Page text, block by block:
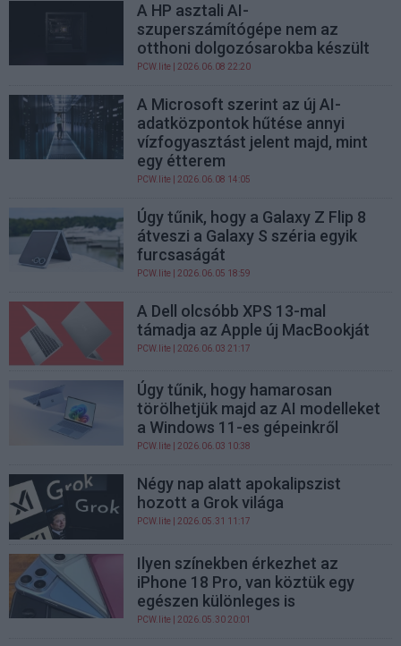
A HP asztali AI-
szuperszámítógépe nem az
otthoni dolgozósarokba készült
PCW.lite | 2026.06.08 22:20
A Microsoft szerint az új AI-
adatközpontok hűtése annyi
vízfogyasztást jelent majd, mint
egy étterem
PCW.lite | 2026.06.08 14:05
Úgy tűnik, hogy a Galaxy Z Flip 8
átveszi a Galaxy S széria egyik
furcsaságát
PCW.lite | 2026.06.05 18:59
A Dell olcsóbb XPS 13-mal
támadja az Apple új MacBookját
PCW.lite | 2026.06.03 21:17
Úgy tűnik, hogy hamarosan
törölhetjük majd az AI modelleket
a Windows 11-es gépeinkről
PCW.lite | 2026.06.03 10:38
Négy nap alatt apokalipszist
hozott a Grok világa
PCW.lite | 2026.05.31 11:17
Ilyen színekben érkezhet az
iPhone 18 Pro, van köztük egy
egészen különleges is
PCW.lite | 2026.05.30 20:01